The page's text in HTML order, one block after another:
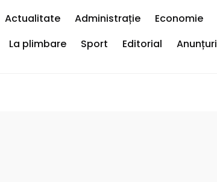
Actualitate Administrație Economie
La plimbare Sport Editorial Anunțuri